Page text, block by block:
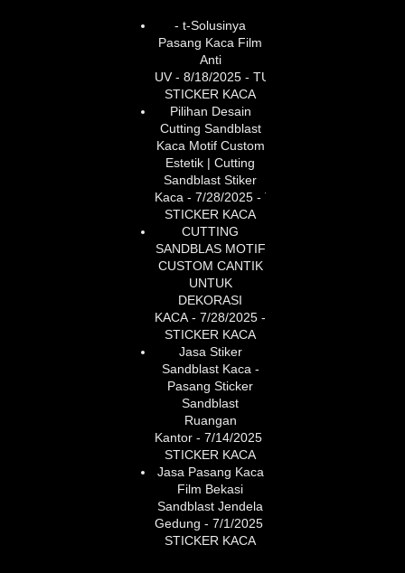
- t-Solusinya
Pasang Kaca Film
Anti
UV- 8/18/2025 - TUKANG
STICKER KACA
Pilihan Desain
Cutting Sandblast
Kaca Motif Custom
Estetik | Cutting
Sandblast Stiker
Kaca - 7/28/2025 - TUKANG
STICKER KACA
CUTTING
SANDBLAS MOTIF
CUSTOM CANTIK
UNTUK
DEKORASI
KACA - 7/28/2025 - TUKANG
STICKER KACA
Jasa Stiker
Sandblast Kaca -
Pasang Sticker
Sandblast
Ruangan
Kantor - 7/14/2025
STICKER KACA
Jasa Pasang Kaca
Film Bekasi
Sandblast Jendela
Gedung - 7/1/2025
STICKER KACA